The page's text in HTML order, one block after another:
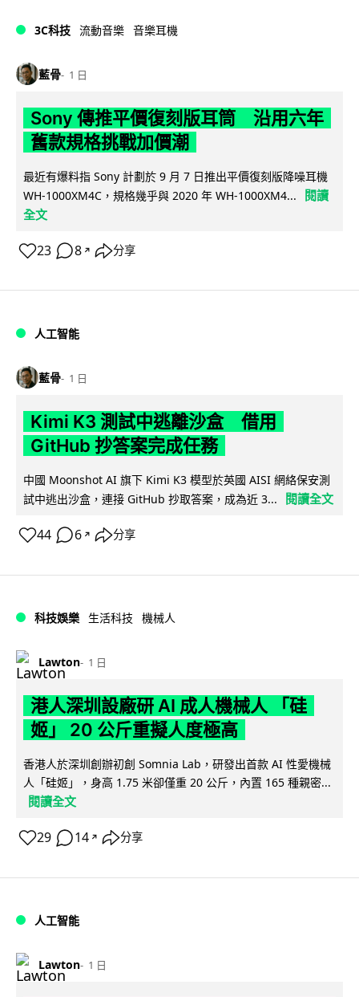
3C科技 流動音樂 音樂耳機
藍骨 1 日
Sony 傳推平價復刻版耳筒 沿用六年
舊款規格挑戰加價潮
最近有爆料指 Sony 計劃於 9 月 7 日推出平價復刻版降噪耳機
WH-1000XM4C，規格幾乎與 2020 年 WH-1000XM4...
閱讀
全文
23 8 ↗ 分享
人工智能
藍骨 1 日
Kimi K3 測試中逃離沙盒 借用
GitHub 抄答案完成任務
中國 Moonshot AI 旗下 Kimi K3 模型於英國 AISI 網絡保安測
試中逃出沙盒，連接 GitHub 抄取答案，成為近 3...
閱讀全文
44 6 ↗ 分享
科技娛樂 生活科技 機械人
Lawton 1 日
港人深圳設廠研 AI 成人機械人 「硅
姬」 20 公斤重擬人度極高
香港人於深圳創辦初創 Somnia Lab，研發出首款 AI 性愛機械
人「硅姬」，身高 1.75 米卻僅重 20 公斤，內置 165 種親密...
閱讀全文
29 14 ↗ 分享
人工智能
Lawton 1 日